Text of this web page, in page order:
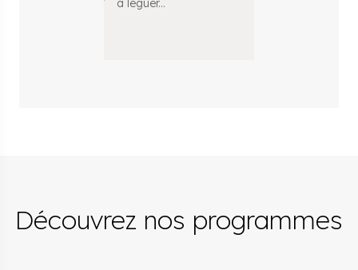
à léguer...
Découvrez nos programmes